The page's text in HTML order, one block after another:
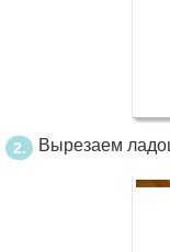
Вырезаем